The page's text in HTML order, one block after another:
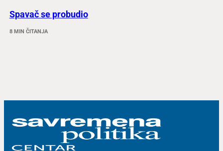
Spavač se probudio
8 MIN ČITANJA